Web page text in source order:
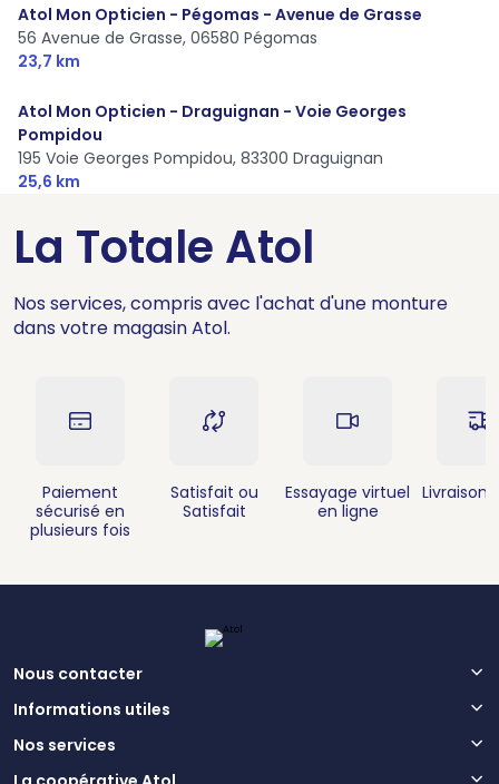
Atol Mon Opticien - Pégomas - Avenue de Grasse
56 Avenue de Grasse, 06580 Pégomas
23,7 km
Atol Mon Opticien - Draguignan - Voie Georges
Pompidou
195 Voie Georges Pompidou, 83300 Draguignan
25,6 km
La Totale Atol
Nos services, compris avec l'achat d'une monture
dans votre magasin Atol.
Paiement
sécurisé en
plusieurs fois
Satisfait ou
Satisfait
Essayage virtuel
en ligne
Livraison
Nous contacter
Informations utiles
Nos services